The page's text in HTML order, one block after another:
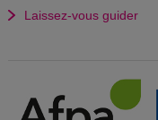
Laissez-vous guider